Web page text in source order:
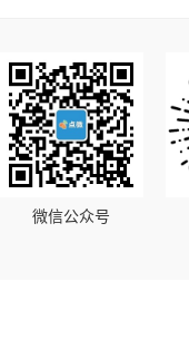
微信公众号